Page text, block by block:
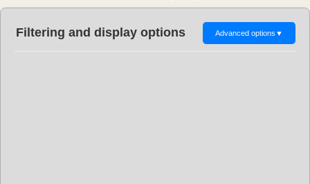
Filtering and display options Advanced options ▼